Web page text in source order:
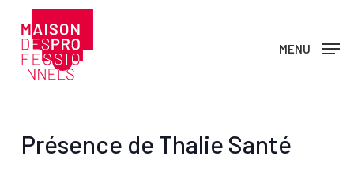
main
content
MENU
Présence de Thalie Santé